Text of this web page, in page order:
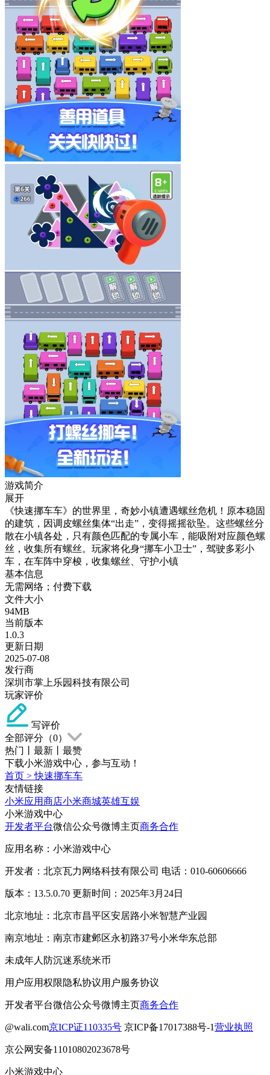
游戏简介
展开
《快速挪车车》的世界里，奇妙小镇遭遇螺丝危机！原本稳固
的建筑，因调皮螺丝集体“出走”，变得摇摇欲坠。这些螺丝分
散在小镇各处，只有颜色匹配的专属小车，能吸附对应颜色螺
丝，收集所有螺丝。玩家将化身“挪车小卫士”，驾驶多彩小
车，在车阵中穿梭，收集螺丝、守护小镇
基本信息
无需网络；付费下载
文件大小
94MB
当前版本
1.0.3
更新日期
2025-07-08
发行商
深圳市掌上乐园科技有限公司
玩家评价
写评价
全部评分（0）
热门
最新
最赞
下载小米游戏中心，参与互动！
首页 >快速挪车车
友情链接
小米应用商店小米商城英雄互娱
小米游戏中心
开发者平台微信公众号微博主页商务合作
应用名称：小米游戏中心
开发者：北京瓦力网络科技有限公司 电话：010-60606666
版本：13.5.0.70 更新时间：2025年3月24日
北京地址：北京市昌平区安居路小米智慧产业园
南京地址：南京市建邺区永初路37号小米华东总部
未成年人防沉迷系统米币
用户应用权限隐私协议用户服务协议
开发者平台微信公众号微博主页商务合作
@wali.com京ICP证110335号 京ICP备17017388号-1营业执照
京公网安备11010802023678号
小米游戏中心